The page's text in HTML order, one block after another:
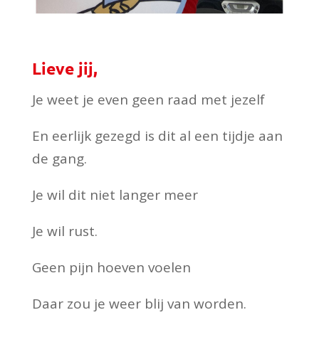
Lieve jij,
Je weet je even geen raad met jezelf
En eerlijk gezegd is dit al een tijdje aan
de gang.
Je wil dit niet langer meer
Je wil rust.
Geen pijn hoeven voelen
Daar zou je weer blij van worden.